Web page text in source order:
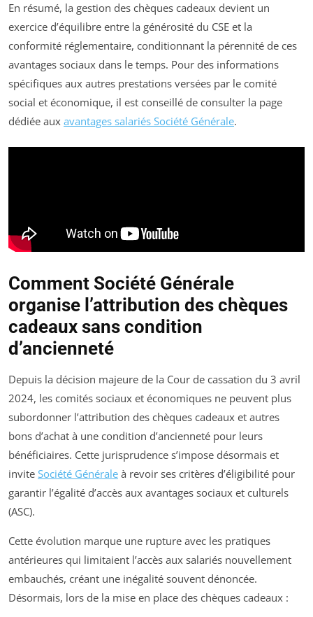
En résumé, la gestion des chèques cadeaux devient un
exercice d’équilibre entre la générosité du CSE et la
conformité réglementaire, conditionnant la pérennité de ces
avantages sociaux dans le temps. Pour des informations
spécifiques aux autres prestations versées par le comité
social et économique, il est conseillé de consulter la page
dédiée aux avantages salariés Société Générale.
Comment Société Générale
organise l’attribution des chèques
cadeaux sans condition
d’ancienneté
Depuis la décision majeure de la Cour de cassation du 3 avril
2024, les comités sociaux et économiques ne peuvent plus
subordonner l’attribution des chèques cadeaux et autres
bons d’achat à une condition d’ancienneté pour leurs
bénéficiaires. Cette jurisprudence s’impose désormais et
invite Société Générale à revoir ses critères d’éligibilité pour
garantir l’égalité d’accès aux avantages sociaux et culturels
(ASC).
Cette évolution marque une rupture avec les pratiques
antérieures qui limitaient l’accès aux salariés nouvellement
embauchés, créant une inégalité souvent dénoncée.
Désormais, lors de la mise en place des chèques cadeaux :